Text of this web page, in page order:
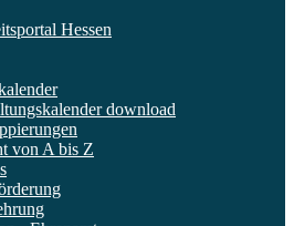
Hessen
download
von A bis Z